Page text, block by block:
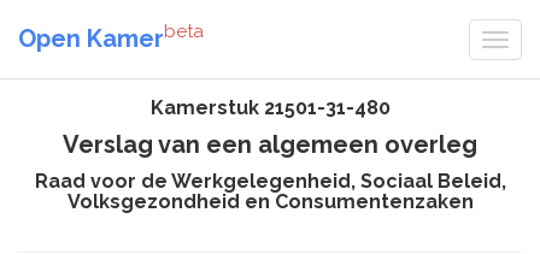
Open Kamerbeta
Kamerstuk 21501-31-480
Verslag van een algemeen overleg
Raad voor de Werkgelegenheid, Sociaal Beleid,
Volksgezondheid en Consumentenzaken